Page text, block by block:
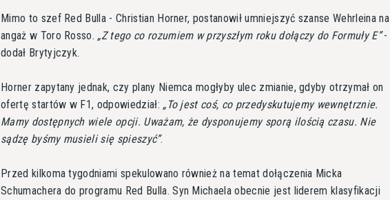
Mimo to szef Red Bulla - Christian Horner, postanowił umniejszyć szanse Wehrleina na
angaż w Toro Rosso.
Z tego co rozumiem w przyszłym roku dołączy do Formuły E -
dodał Brytyjczyk.
Horner zapytany jednak, czy plany Niemca mogłyby ulec zmianie, gdyby otrzymał on
ofertę startów w F1, odpowiedział:
To jest coś, co przedyskutujemy wewnętrznie.
Mamy dostępnych wiele opcji. Uważam, że dysponujemy sporą ilością czasu. Nie
sądzę byśmy musieli się spieszyć .
Przed kilkoma tygodniami spekulowano również na temat dołączenia Micka
Schumachera do programu Red Bulla. Syn Michaela obecnie jest liderem klasyfikacji